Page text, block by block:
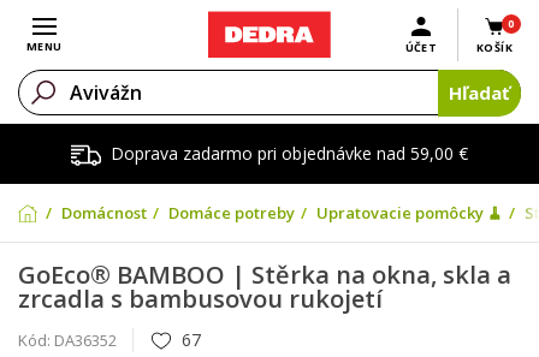
Doprava zadarmo pri objednávke nad 59,00 €
Otvoriť menu
MENU
0
KOŠÍK
ÚČET
Hľadať
Domácnosť Domáce potreby Upratovacie pomôcky 🧹
GoEco® BAMBOO | Stěrka na okna, skla a
zrcadla s bambusovou rukojetí
Kód: DA36352 67